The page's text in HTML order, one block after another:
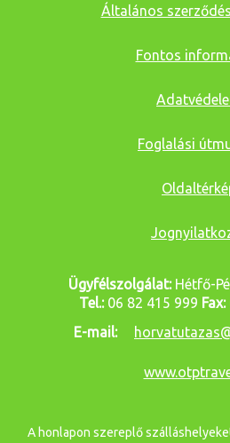
Általános
Fontos
Foglalási
Ügyfélszolgálat:Hétfő-
Tel.:06 82 415 999 Fax:
E-mail:
A honlapon szereplő